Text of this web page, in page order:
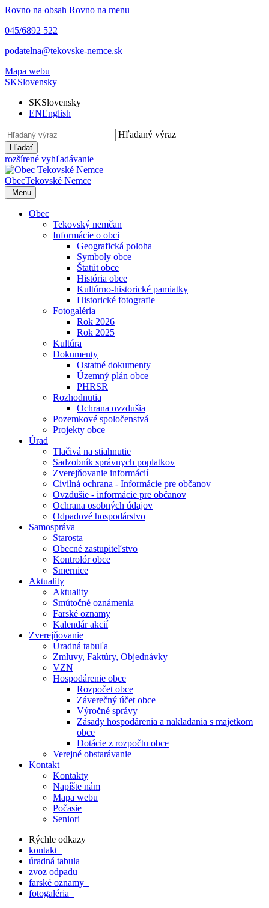
Rovno na obsah Rovno na menu
045/6892 522
podatelna@tekovske-nemce.sk
Mapa webu
SKSlovensky
SKSlovensky
ENEnglish
Hľadaný výraz
Hľadať
rozšírené vyhľadávanie
ObecTekovské Nemce
Menu
Obec
Tekovský nemčan
Informácie o obci
Geografická poloha
Symboly obce
Štatút obce
História obce
Kultúrno-historické pamiatky
Historické fotografie
Fotogaléria
Rok 2026
Rok 2025
Kultúra
Dokumenty
Ostatné dokumenty
Územný plán obce
PHRSR
Rozhodnutia
Ochrana ovzdušia
Pozemkové spoločenstvá
Projekty obce
Úrad
Tlačivá na stiahnutie
Sadzobník správnych poplatkov
Zverejňovanie informácií
Civilná ochrana - Informácie pre občanov
Ovzdušie - informácie pre občanov
Ochrana osobných údajov
Odpadové hospodárstvo
Samospráva
Starosta
Obecné zastupiteľstvo
Kontrolór obce
Smernice
Aktuality
Aktuality
Smútočné oznámenia
Farské oznamy
Kalendár akcií
Zverejňovanie
Úradná tabuľa
Zmluvy, Faktúry, Objednávky
VZN
Hospodárenie obce
Rozpočet obce
Záverečný účet obce
Výročné správy
Zásady hospodárenia a nakladania s majetkom
obce
Dotácie z rozpočtu obce
Verejné obstarávanie
Kontakt
Kontakty
Napíšte nám
Mapa webu
Počasie
Seniori
Rýchle odkazy
kontakt
úradná tabula
zvoz odpadu
farské oznamy
fotogaléria